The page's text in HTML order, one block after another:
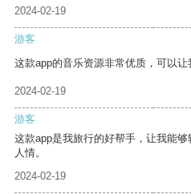
2024-02-19
游客
这款app的音乐资源非常优质，可以让
2024-02-19
游客
这款app是我旅行的好帮手，让我能
人情。
2024-02-19